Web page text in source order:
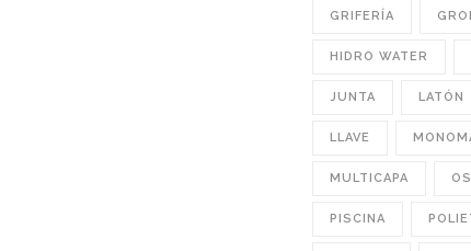
GRIFERÍA
HIDRO WATER
JUNTA LATÓN
LLAVE
MULTICAPA
PISCINA